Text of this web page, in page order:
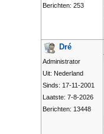
Berichten: 253
Dré
Administrator
Uit: Nederland
Sinds: 17-11-2001
Laatste: 7-8-2026
Berichten: 13448